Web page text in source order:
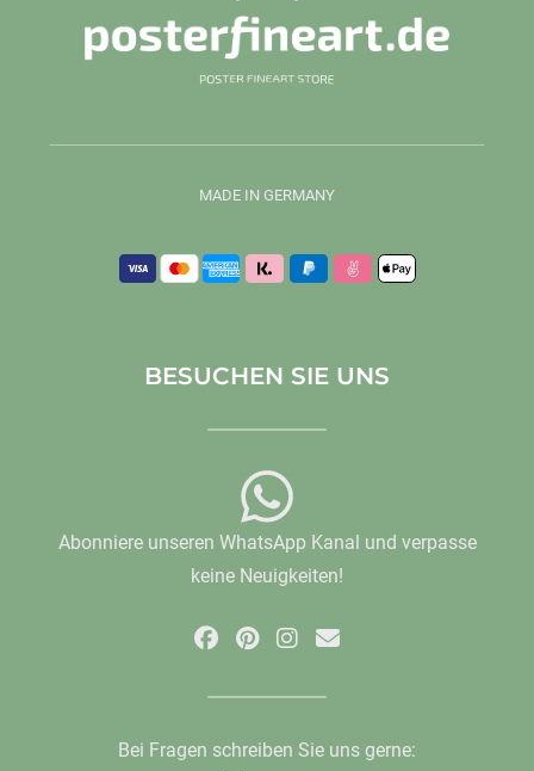
MADE IN GERMANY
BESUCHEN SIE UNS
Abonniere unseren WhatsApp Kanal und verpasse
keine Neuigkeiten!
Bei Fragen schreiben Sie uns gerne: